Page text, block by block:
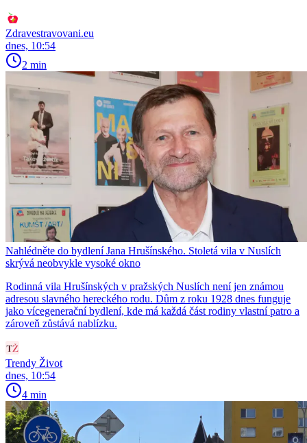
Zdravestravovani.eu
dnes, 10:54
2 min
Nahlédněte do bydlení Jana Hrušínského. Stoletá vila v Nuslích
skrývá neobvykle vysoké okno
Rodinná vila Hrušínských v pražských Nuslích není jen známou
adresou slavného hereckého rodu. Dům z roku 1928 dnes funguje
jako vícegenerační bydlení, kde má každá část rodiny vlastní patro a
zároveň zůstává nablízku.
Trendy Život
dnes, 10:54
4 min